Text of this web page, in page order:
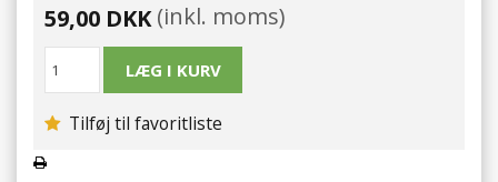
59,00 DKK(inkl. moms)
Tilføj til favoritliste